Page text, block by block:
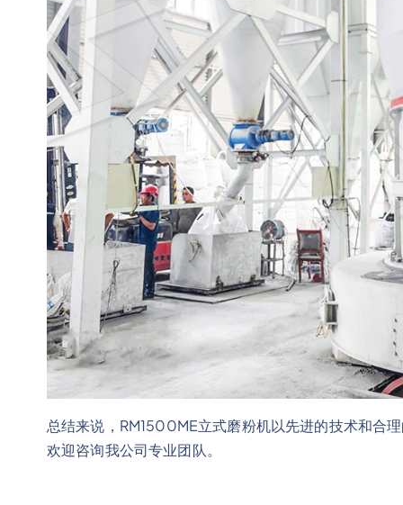
总结来说，RM1500ME立式磨粉机以先进的技术和合
欢迎咨询我公司专业团队。